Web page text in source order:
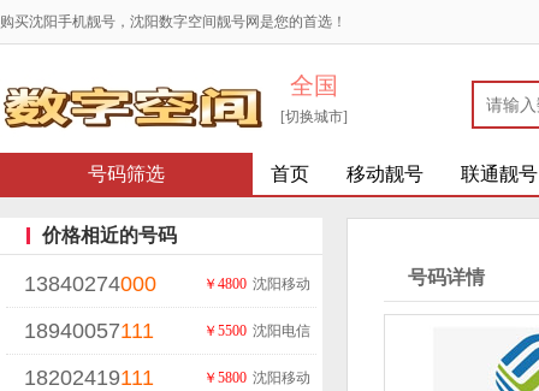
购买沈阳手机靓号，沈阳数字空间靓号网是您的首选！
全国
[切换城市]
号码筛选 首页 移动靓号 联通靓号
价格相近的号码
13840274000 沈阳移动
￥4800
18940057111 沈阳电信
￥5500
18202419111 沈阳移动
￥5800
号码详情